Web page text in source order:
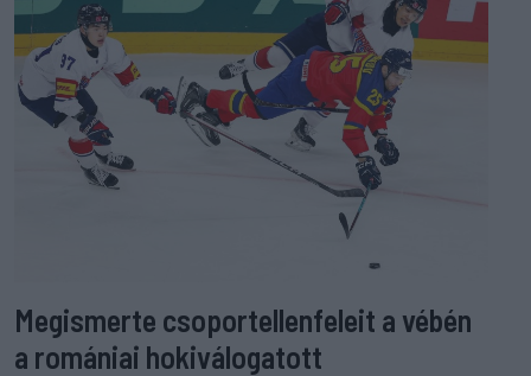
Megismerte csoportellenfeleit a vébén
a romániai hokiválogatott